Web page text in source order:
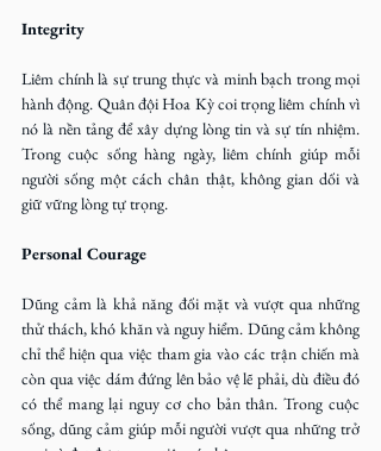
Integrity
Liêm chính là sự trung thực và minh bạch trong mọi
hành động. Quân đội Hoa Kỳ coi trọng liêm chính vì
nó là nền tảng để xây dựng lòng tin và sự tín nhiệm.
Trong cuộc sống hàng ngày, liêm chính giúp mỗi
người sống một cách chân thật, không gian dối và
giữ vững lòng tự trọng.
Personal Courage
Dũng cảm là khả năng đối mặt và vượt qua những
thử thách, khó khăn và nguy hiểm. Dũng cảm không
chỉ thể hiện qua việc tham gia vào các trận chiến mà
còn qua việc dám đứng lên bảo vệ lẽ phải, dù điều đó
có thể mang lại nguy cơ cho bản thân. Trong cuộc
sống, dũng cảm giúp mỗi người vượt qua những trở